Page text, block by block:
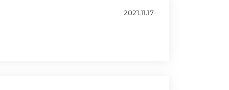
2021.11.17